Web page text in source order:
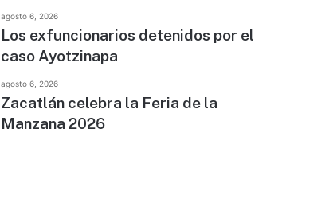
agosto 6, 2026
Los exfuncionarios detenidos por el
caso Ayotzinapa
agosto 6, 2026
Zacatlán celebra la Feria de la
Manzana 2026